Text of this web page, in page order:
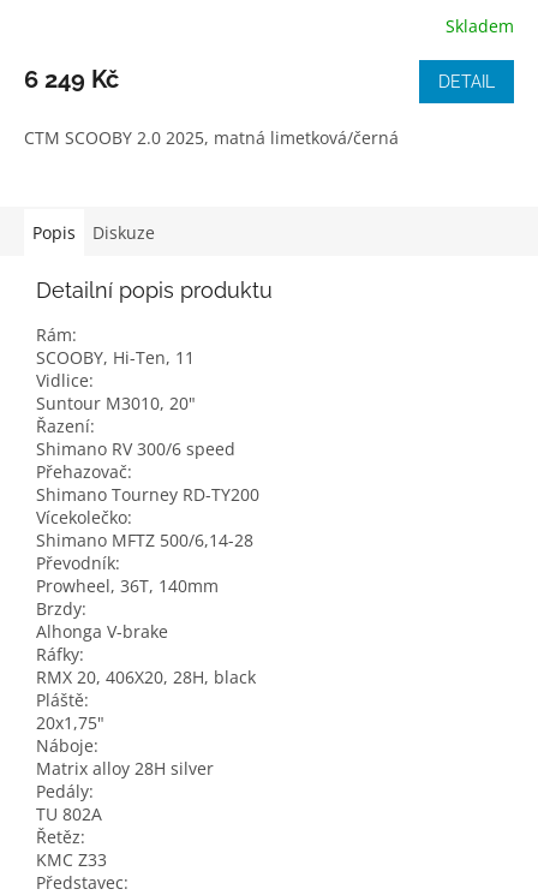
Skladem
6 249 Kč DETAIL
CTM SCOOBY 2.0 2025, matná limetková/černá
Popis Diskuze
Detailní popis produktu
Rám:
SCOOBY, Hi-Ten, 11
Vidlice:
Suntour M3010, 20"
Řazení:
Shimano RV 300/6 speed
Přehazovač:
Shimano Tourney RD-TY200
Vícekolečko:
Shimano MFTZ 500/6,14-28
Převodník:
Prowheel, 36T, 140mm
Brzdy:
Alhonga V-brake
Ráfky:
RMX 20, 406X20, 28H, black
Pláště:
20x1,75"
Náboje:
Matrix alloy 28H silver
Pedály:
TU 802A
Řetěz:
KMC Z33
Představec: